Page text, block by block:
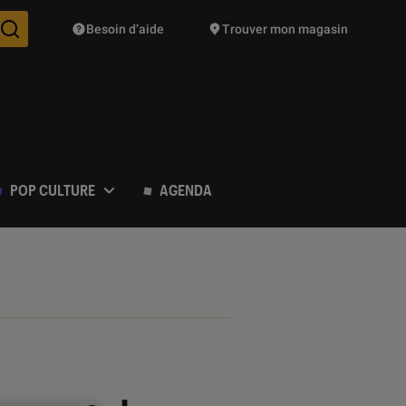
Des suggestions de produits vont vous être proposées
Besoin d’aide Trouver mon magasin
POP CULTURE AGENDA